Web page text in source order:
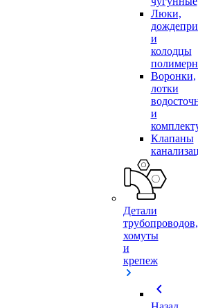
Люки,
и
колодцы
Воронки,
лотки
и
Клапаны
Детали
трубопроводов,
хомуты
и
крепеж
chevron_left